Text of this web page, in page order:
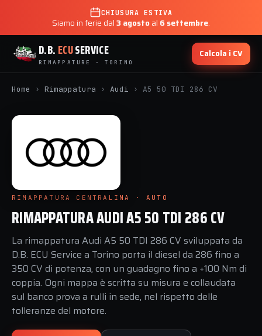
CHIUSURA ESTIVA
Siamo in ferie dal3 agostoal 6 settembre.
D.B. ECUSERVICE
RIMAPPATURE · TORINO
Calcola i CV
Home › Rimappatura › Audi › A5 50 TDI 286 CV
RIMAPPATURA CENTRALINA · AUTO
RIMAPPATURA AUDI A5 50 TDI 286 CV
La rimappatura Audi A5 50 TDI 286 CV sviluppata da
D.B. ECU Service a Torino porta il diesel da 286 fino a
350 CV di potenza, con un guadagno fino a +100 Nm di
coppia. Ogni mappa è scritta su misura e collaudata
sul banco prova a rulli in sede, nel rispetto delle
tolleranze del motore.